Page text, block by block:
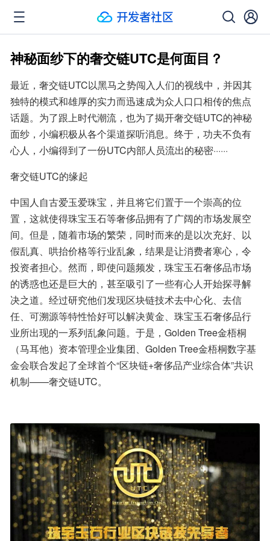
神秘面纱下的奢交链UTC是何面目？
最近，奢交链UTC以黑马之势闯入人们的视线中，并因其
独特的模式和雄厚的实力而迅速成为众人口口相传的焦点
话题。为了跟上时代潮流，也为了揭开奢交链UTC的神秘
面纱，小编积极从各个渠道探听消息。终于，功夫不负有
心人，小编得到了一份UTC内部人员流出的秘密······
奢交链UTC的缘起
中国人自古爱玉爱珠宝，并且将它们置于一个崇高的位
置，这就使得珠宝玉石等奢侈品拥有了广阔的市场发展空
间。但是，随着市场的繁荣，同时而来的是以次充好、以
假乱真、哄抬价格等行业乱象，结果是让消费者寒心，令
投资者担心。然而，即使问题频发，珠宝玉石奢侈品市场
的诱惑也还是巨大的，甚至吸引了一些有心人开始探寻解
决之道。经过研究他们发现区块链技术去中心化、去信
任、可溯源等特性恰好可以解决黄金、珠宝玉石奢侈品行
业所出现的一系列乱象问题。于是，Golden Tree金梧桐
（马耳他）资本管理企业集团、Golden Tree金梧桐数字基
金会联合发起了全球首个“区块链+奢侈品产业综合体”共识
机制——奢交链UTC。